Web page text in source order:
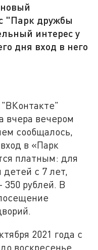
"Парк дружбы
интерес у
дня вход в него
вчера вечером
сообщалось,
в «Парк
платным: для
детей с 7 лет,
350 рублей. В
2021 года с
воскресенье